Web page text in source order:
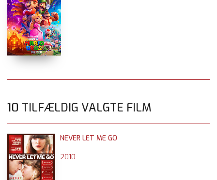
10 TILFÆLDIG VALGTE FILM
NEVER LET ME GO
2010